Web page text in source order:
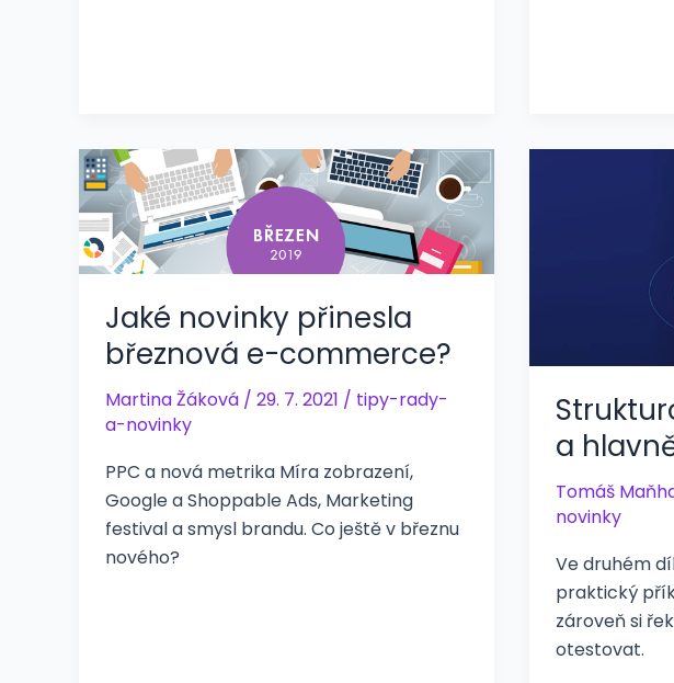
Jaké novinky přinesla
březnová e-commerce?
Martina Žáková / 29. 7. 2021 / tipy-rady-
a-novinky
PPC a nová metrika Míra zobrazení,
Google a Shoppable Ads, Marketing
festival a smysl brandu. Co ještě v březnu
nového?
a
Tomáš
novinky
Ve druhém
praktický
zároveň si
otestovat.